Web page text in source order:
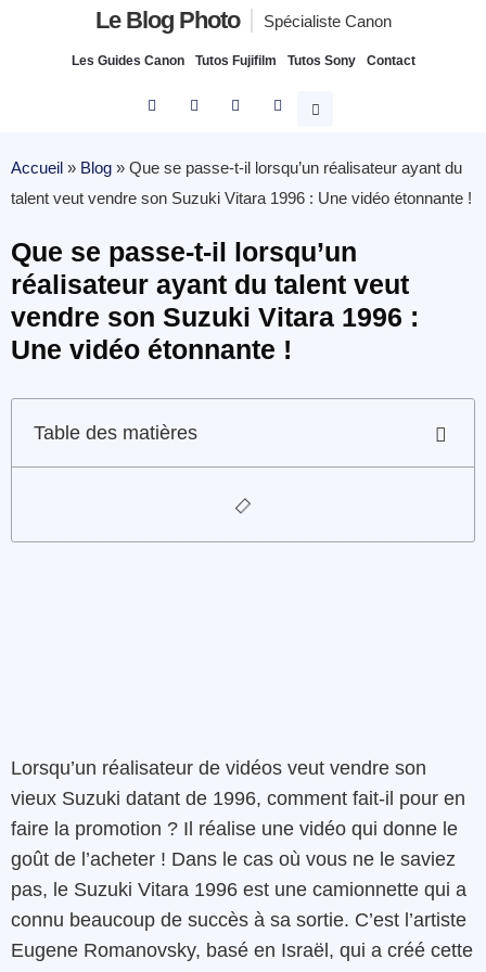
Le Blog Photo Spécialiste Canon
Les Guides Canon Tutos Fujifilm Tutos Sony Contact
Accueil » Blog » Que se passe-t-il lorsqu’un réalisateur ayant du
talent veut vendre son Suzuki Vitara 1996 : Une vidéo étonnante !
Que se passe-t-il lorsqu’un
réalisateur ayant du talent veut
vendre son Suzuki Vitara 1996 :
Une vidéo étonnante !
Table des matières
Lorsqu’un réalisateur de vidéos veut vendre son
vieux Suzuki datant de 1996, comment fait-il pour en
faire la promotion ? Il réalise une vidéo qui donne le
goût de l’acheter ! Dans le cas où vous ne le saviez
pas, le Suzuki Vitara 1996 est une camionnette qui a
connu beaucoup de succès à sa sortie. C’est l’artiste
Eugene Romanovsky, basé en Israël, qui a créé cette